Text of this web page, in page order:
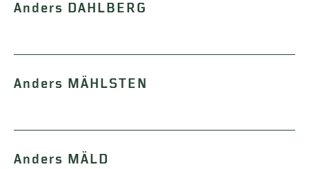
Anders DAHLBERG
Anders MÄHLSTEN
Anders MÄLD